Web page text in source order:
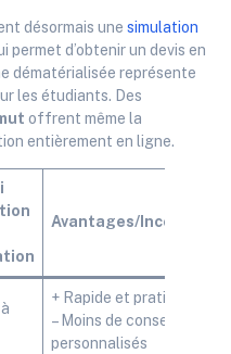
désormais unesimulation
permet d’obtenir un devis en
dématérialisée représente
les étudiants. Des
offrent même la
entièrement en ligne.
Avantages/
+ Rapide et pratique
– Moins de conseils
personnalisés